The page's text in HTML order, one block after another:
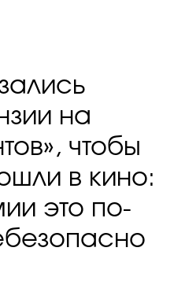
на
чтобы
в кино:
это по-